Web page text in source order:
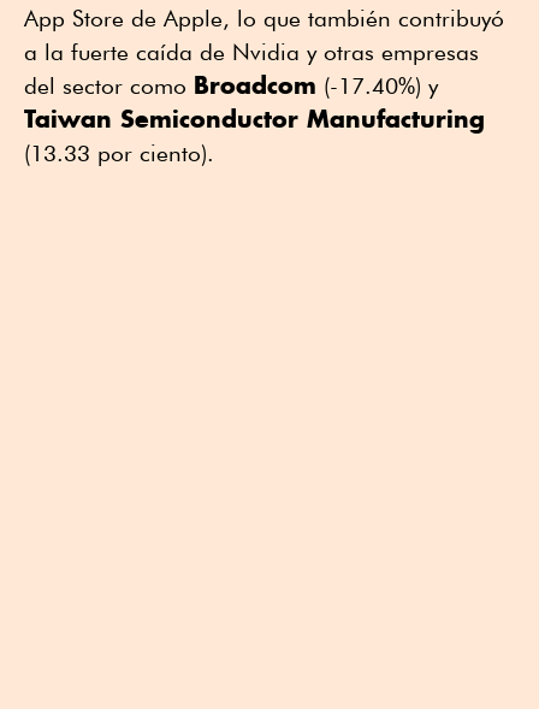
App Store de Apple, lo que también contribuyó
a la fuerte caída de Nvidia y otras empresas
del sector como Broadcom (-17.40%) y
Taiwan Semiconductor Manufacturing
(13.33 por ciento).